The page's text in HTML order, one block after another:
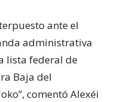
ante el
administrativa
lista federal de
Baja del
comentó Alexéi